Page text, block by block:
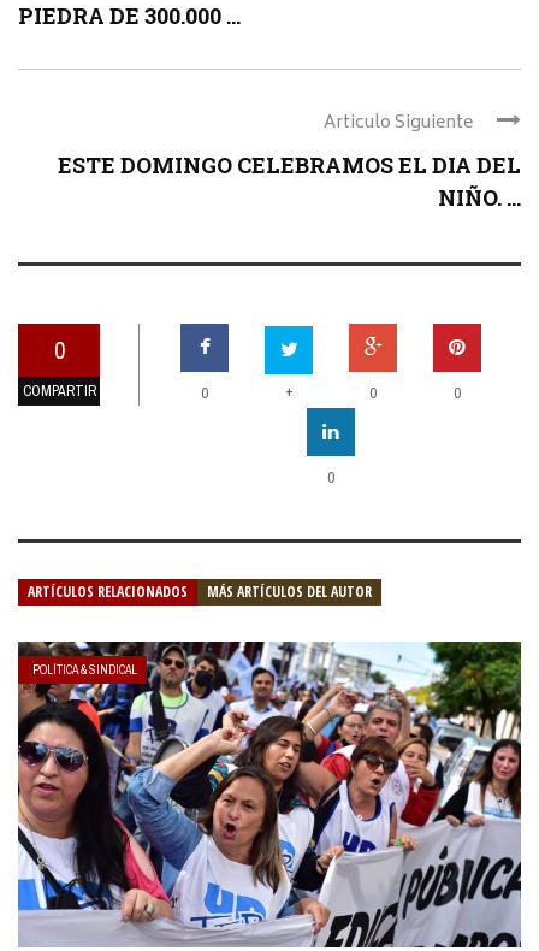
PIEDRA DE 300.000 ...
Articulo Siguiente
ESTE DOMINGO CELEBRAMOS EL DIA DEL
NIÑO. ...
0
COMPARTIR 0 + 0 0
0
ARTÍCULOS RELACIONADOS MÁS ARTÍCULOS DEL AUTOR
POLÍTICA & SINDICAL